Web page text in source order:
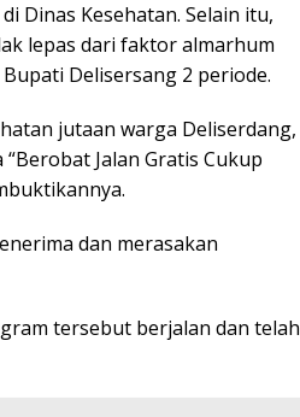
Dinas Kesehatan. Selain itu,
lepas dari faktor almarhum
Delisersang 2 periode.
jutaan warga Deliserdang,
Jalan Gratis Cukup
dan merasakan
tersebut berjalan dan telah